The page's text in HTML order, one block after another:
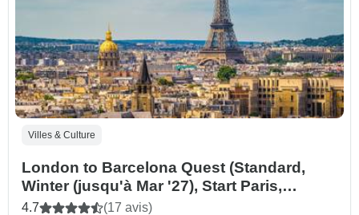
Villes & Culture
London to Barcelona Quest (Standard,
Winter (jusqu'à Mar '27), Start Paris,
Classic)
4.7 (17 avis)